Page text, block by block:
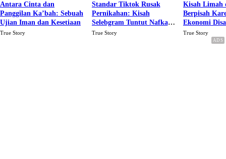
Antara Cinta dan
Panggilan Ka’bah: Sebuah
Ujian Iman dan Kesetiaan
True Story
Standar Tiktok Rusak
Pernikahan: Kisah
Selebgram Tuntut Nafkah
Rp.15 Juta Perbulan
True Story
Kisah Limah
Berpisah
Ekonomi
Karena Cinta
True Story